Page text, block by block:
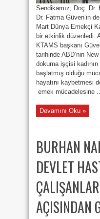
Sendikamız; Doç. Dr.
Dr. Fatma Güven’in
Mart Dünya Emekçi
bir etkinlik düzenledi.
KTAMS başkanı
tarihinde ABD’nin
dokuma işçisi
başlatmış olduğu
hayatını kaybetmesi
emek mücadelesine
Devamını Oku »
BURHAN
DEVLET
AÇISINDAN